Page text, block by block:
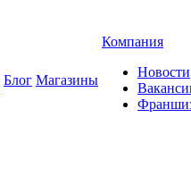
Блог Магазины
Компания
Новости